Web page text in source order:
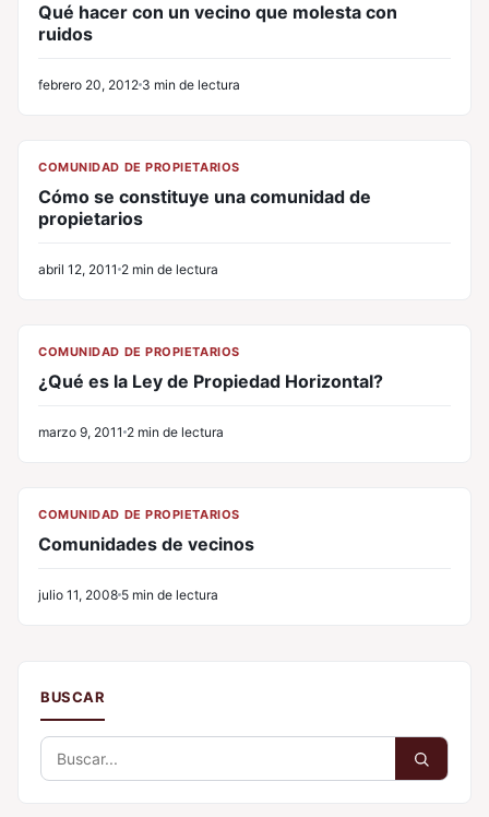
BUSCAR
Buscar:
Qué hacer con un vecino que molesta con
ruidos
febrero 20, 2012 3 min de lectura
COMUNIDAD DE PROPIETARIOS
Cómo se constituye una comunidad de
propietarios
abril 12, 2011 2 min de lectura
COMUNIDAD DE PROPIETARIOS
¿Qué es la Ley de Propiedad Horizontal?
marzo 9, 2011 2 min de lectura
COMUNIDAD DE PROPIETARIOS
Comunidades de vecinos
julio 11, 2008 5 min de lectura